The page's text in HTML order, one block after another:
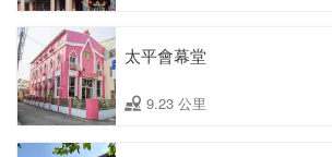
太平會幕堂
9.23 公里